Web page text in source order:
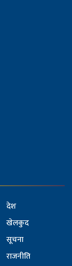
देश
खेलकुद
सूचना
राजनीति